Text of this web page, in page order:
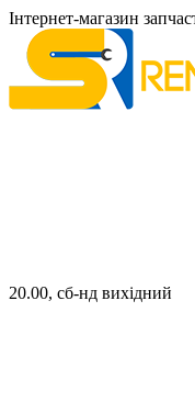
Інтернет-магазин
20.00, сб-нд вихідний